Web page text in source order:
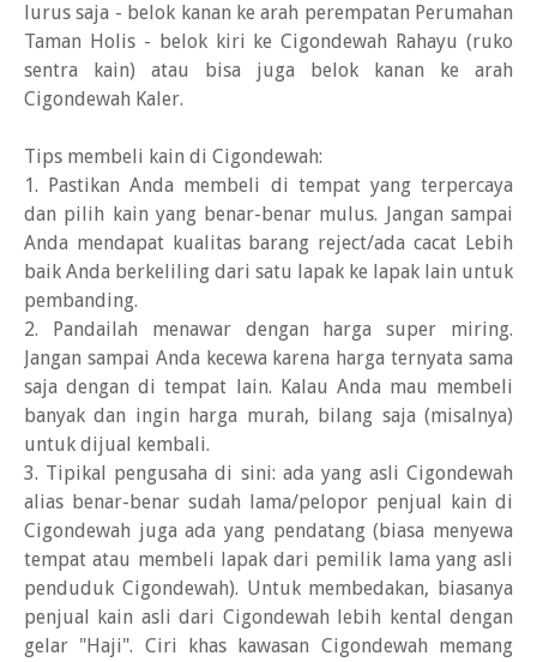
lurus saja - belok kanan ke arah perempatan Perumahan
Taman Holis - belok kiri ke Cigondewah Rahayu (ruko
sentra kain) atau bisa juga belok kanan ke arah
Cigondewah Kaler.
Tips membeli kain di Cigondewah:
1. Pastikan Anda membeli di tempat yang terpercaya
dan pilih kain yang benar-benar mulus. Jangan sampai
Anda mendapat kualitas barang reject/ada cacat Lebih
baik Anda berkeliling dari satu lapak ke lapak lain untuk
pembanding.
2. Pandailah menawar dengan harga super miring.
Jangan sampai Anda kecewa karena harga ternyata sama
saja dengan di tempat lain. Kalau Anda mau membeli
banyak dan ingin harga murah, bilang saja (misalnya)
untuk dijual kembali.
3. Tipikal pengusaha di sini: ada yang asli Cigondewah
alias benar-benar sudah lama/pelopor penjual kain di
Cigondewah juga ada yang pendatang (biasa menyewa
tempat atau membeli lapak dari pemilik lama yang asli
penduduk Cigondewah). Untuk membedakan, biasanya
penjual kain asli dari Cigondewah lebih kental dengan
gelar "Haji". Ciri khas kawasan Cigondewah memang